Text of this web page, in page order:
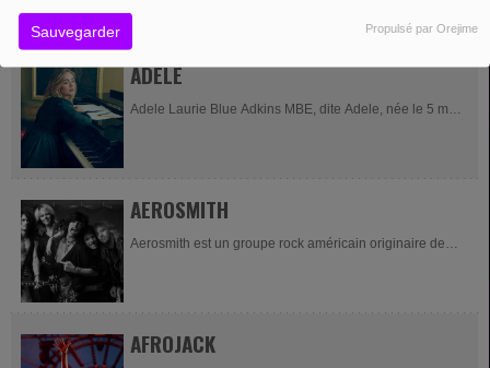
Sauvegarder Propulsé par Orejime
en 1973 par les frères écossais Angus et...
ADELE
Adele Laurie Blue Adkins MBE, dite Adele, née le 5 mai
AEROSMITH
Aerosmith est un groupe rock américain originaire de
AFROJACK